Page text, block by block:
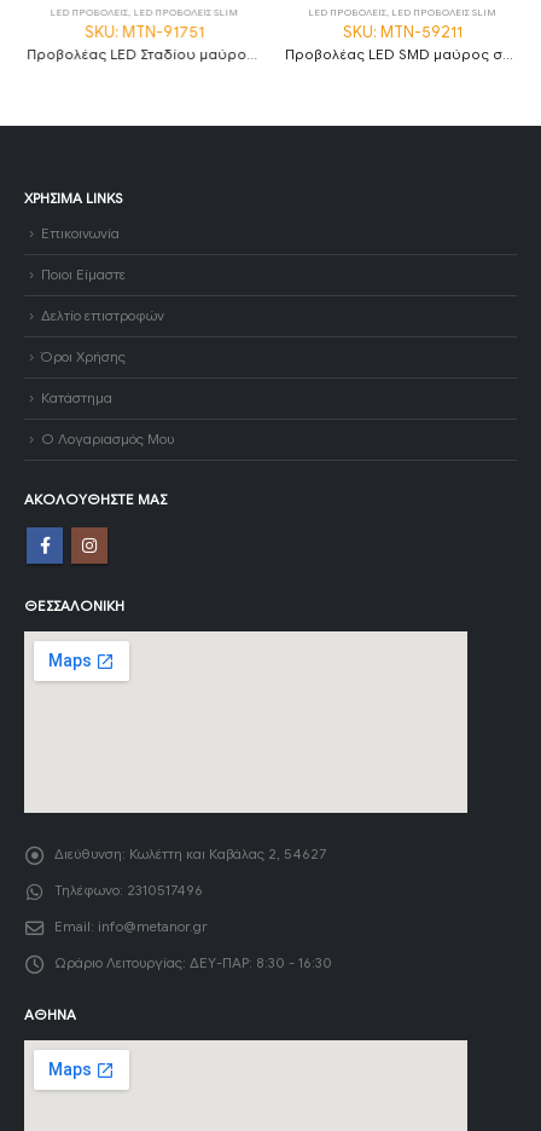
LED ΠΡΟΒΟΛΕΙΣ, LED ΠΡΟΒΟΛΕΙΣ SLIM
SKU: MTN-91751
Προβολέας LED Σταδίου μαύρος 100W Ψυχρό λευκό MTN-91751
LED ΠΡΟΒΟΛΕΙΣ, LED ΠΡΟΒΟΛΕΙΣ SLIM
SKU: MTN-59211
Προβολέας LED SMD μαύρος σειρά City 30W Ψυχρό λευκό MTN-59211
ΧΡΉΣΙΜΑ LINKS
Επικοινωνία
Ποιοι Είμαστε
Δελτίο επιστροφών
Όροι Χρήσης
Κατάστημα
Ο Λογαριασμός Μου
ΑΚΟΛΟΥΘΉΣΤΕ ΜΑΣ
ΘΕΣΣΑΛΟΝΊΚΗ
Διεύθυνση: Κωλέττη και Καβάλας 2, 54627
Τηλέφωνο: 2310517496
Email: info@metanor.gr
Ωράριο Λειτουργίας: ΔΕΥ-ΠΑΡ: 8:30 - 16:30
ΑΘΉΝΑ